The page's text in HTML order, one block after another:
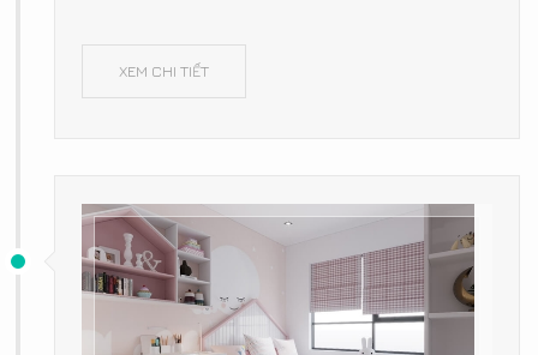
XEM CHI TIẾT